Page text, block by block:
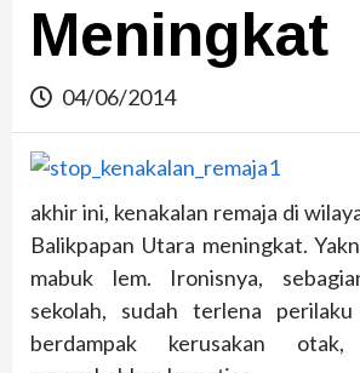
Meningkat
04/06/2014
akhir ini, kenakalan remaja di
Balikpapan Utara meningkat.
mabuk lem. Ironisnya,
sekolah, sudah terlena
berdampak kerusakan